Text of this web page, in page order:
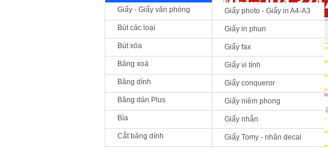
Giấy - Giấy văn phòng Giấy photo - Giấy in A4-A3
Giấy in phun
Giấy fax
Giấy vi tính
Giấy conqueror
Giấy niêm phong
Giấy nhắn
Giấy Tomy - nhãn decal
Bút các loại
Bút xóa
Băng xoá
Băng dính
Băng dán Plus
Bìa
Cắt băng dính